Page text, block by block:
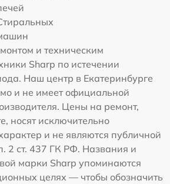
и техническим
Sharp по истечении
Наш центр в Екатеринбурге
и не имеет официальной
Цены на ремонт,
носят исключительно
и не являются публичной
2 ст. 437 ГК РФ. Названия и
марки Sharp упоминаются
целях — чтобы обозначить